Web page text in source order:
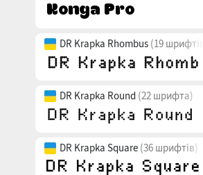
DR Krapka Rhombus (19 шрифтів)
DR Krapka Round (22 шрифта)
DR Krapka Square (36 шрифтів)